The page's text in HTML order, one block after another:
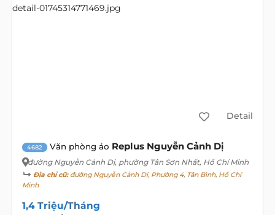
Detail
4682 Văn phòng ảo Replus Nguyễn Cảnh Dị
đường Nguyễn Cảnh Dị, phường Tân Sơn Nhất, Hồ Chí Minh
Địa chỉ cũ:đường Nguyễn Cảnh Dị, Phường 4, Tân Bình, Hồ Chí
Minh
1,4 Triệu/Tháng